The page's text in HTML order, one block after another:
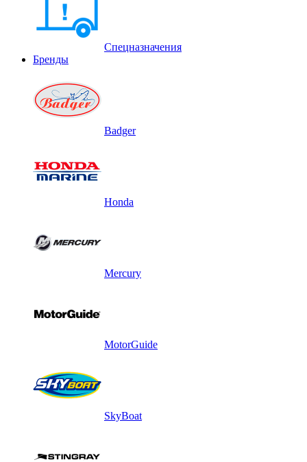
Спецназначения
Бренды
Badger
Honda
Mercury
MotorGuide
SkyBoat